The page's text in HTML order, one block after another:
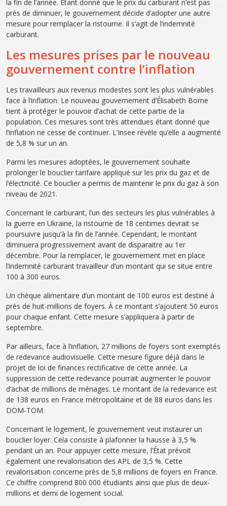
la fin de l’année. Étant donné que le prix du carburant n’est pas
près de diminuer, le gouvernement décide d’adopter une autre
mesure pour remplacer la ristourne. Il s’agit de l’indemnité
carburant.
Les mesures prises par le nouveau
gouvernement contre l’inflation
Les travailleurs aux revenus modestes sont les plus vulnérables
face à l’inflation. Le nouveau gouvernement d’Élisabeth Borne
tient à protéger le pouvoir d’achat de cette partie de la
population. Ces mesures sont très attendues étant donné que
l’inflation ne cesse de continuer. L’Insee révèle qu’elle a augmenté
de 5,8 % sur un an.
Parmi les mesures adoptées, le gouvernement souhaite
prolonger le bouclier tarifaire appliqué sur les prix du gaz et de
l’électricité. Ce bouclier a permis de maintenir le prix du gaz à son
niveau de 2021.
Concernant le carburant, l’un des secteurs les plus vulnérables à
la guerre en Ukraine, la ristourne de 18 centimes devrait se
poursuivre jusqu’à la fin de l’année. Cependant, le montant
diminuera progressivement avant de disparaitre au 1er
décembre. Pour la remplacer, le gouvernement met en place
l’indemnité carburant travailleur d’un montant qui se situe entre
100 à 300 euros.
Un chèque alimentaire d’un montant de 100 euros est destiné à
près de huit-millions de foyers. À ce montant s’ajoutent 50 euros
pour chaque enfant. Cette mesure s’appliquera à partir de
septembre.
Par ailleurs, face à l’inflation, 27 millions de foyers sont exemptés
de redevance audiovisuelle. Cette mesure figure déjà dans le
projet de loi de finances rectificative de cette année. La
suppression de cette redevance pourrait augmenter le pouvoir
d’achat de millions de ménages. Le montant de la redevance est
de 138 euros en France métropolitaine et de 88 euros dans les
DOM-TOM.
Concernant le logement, le gouvernement veut instaurer un
bouclier loyer. Cela consiste à plafonner la hausse à 3,5 %
pendant un an. Pour appuyer cette mesure, l’État prévoit
également une revalorisation des APL de 3,5 %. Cette
revalorisation concerne près de 5,8 millions de foyers en France.
Ce chiffre comprend 800 000 étudiants ainsi que plus de deux-
millions et demi de logement social.